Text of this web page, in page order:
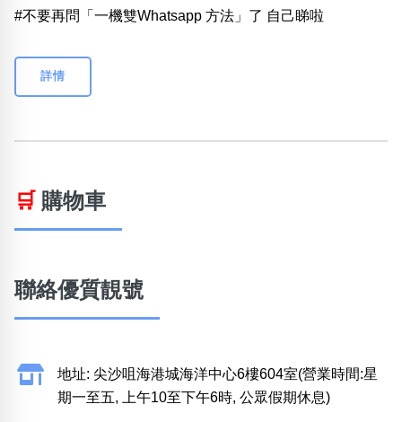
#不要再問「一機雙Whatsapp 方法」了 自己睇啦
詳情
🛒 購物車
聯絡優質靚號
地址: 尖沙咀海港城海洋中心6樓604室(營業時間:星
期一至五, 上午10至下午6時, 公眾假期休息)